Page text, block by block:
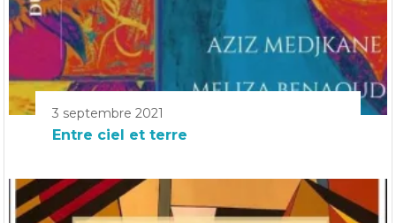
3 septembre 2021
Entre ciel et terre